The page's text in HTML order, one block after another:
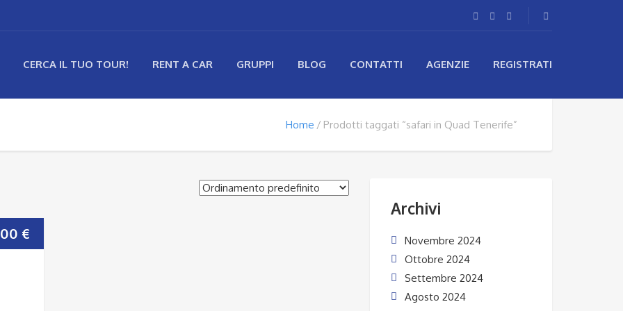
CERCA IL TUO TOUR! RENT A CAR GRUPPI BLOG CONTATTI AGENZIE REGISTRATI
Home Prodotti taggati “safari in Quad Tenerife”
€Fascia
Archivi
Novembre 2024
Ottobre 2024
Settembre 2024
Agosto 2024